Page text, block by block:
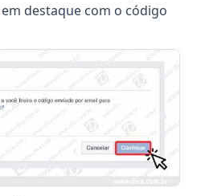
destaque com o código